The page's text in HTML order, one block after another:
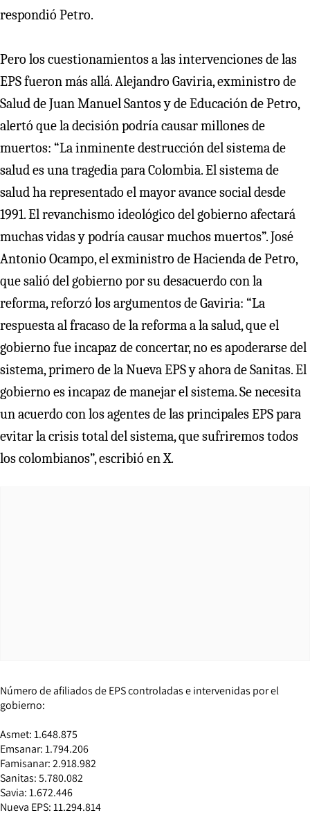
respondió Petro.
Pero los cuestionamientos a las intervenciones de las
EPS fueron más allá. Alejandro Gaviria, exministro de
Salud de Juan Manuel Santos y de Educación de Petro,
alertó que la decisión podría causar millones de
muertos: “La inminente destrucción del sistema de
salud es una tragedia para Colombia. El sistema de
salud ha representado el mayor avance social desde
1991. El revanchismo ideológico del gobierno afectará
muchas vidas y podría causar muchos muertos”. José
Antonio Ocampo, el exministro de Hacienda de Petro,
que salió del gobierno por su desacuerdo con la
reforma, reforzó los argumentos de Gaviria: “La
respuesta al fracaso de la reforma a la salud, que el
gobierno fue incapaz de concertar, no es apoderarse del
sistema, primero de la Nueva EPS y ahora de Sanitas. El
gobierno es incapaz de manejar el sistema. Se necesita
un acuerdo con los agentes de las principales EPS para
evitar la crisis total del sistema, que sufriremos todos
los colombianos”, escribió en X.
Número de afiliados de EPS controladas e intervenidas por el
gobierno:
Asmet: 1.648.875
Emsanar: 1.794.206
Famisanar: 2.918.982
Sanitas: 5.780.082
Savia: 1.672.446
Nueva EPS: 11.294.814